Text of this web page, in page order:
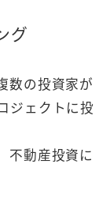
グ
数の投資家が
ジェクトに投
不動産投資に